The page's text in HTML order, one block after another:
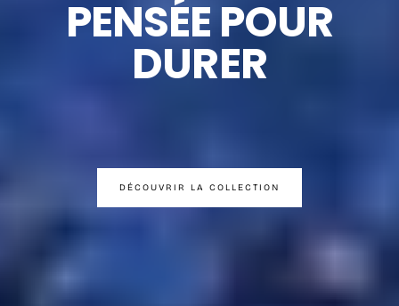
PENSÉE POUR
DURER
DÉCOUVRIR LA COLLECTION